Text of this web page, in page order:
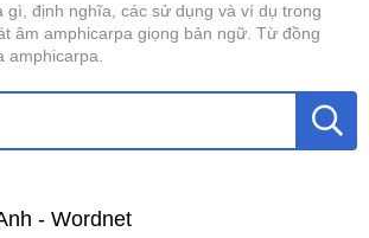
gì, định nghĩa, các sử dụng và ví dụ trong
âm amphicarpa giọng bản ngữ. Từ đồng
amphicarpa.
- Wordnet